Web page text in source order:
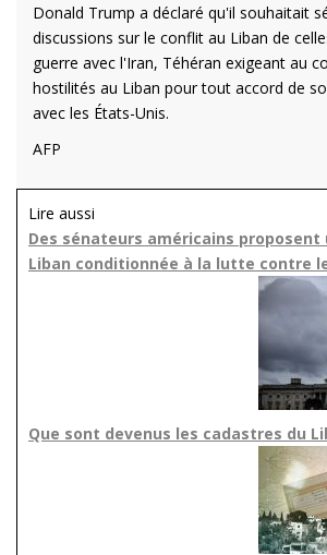
Donald Trump a déclaré qu'il souhaitait
discussions sur le conflit au Liban de
guerre avec l'Iran, Téhéran exigeant au
hostilités au Liban pour tout accord de
avec les États-Unis.
AFP
Lire aussi
Des sénateurs américains proposent
Liban conditionnée à la lutte contre
Que sont devenus les cadastres du